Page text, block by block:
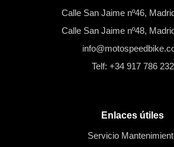
Calle San Jaime nº46,
Calle San Jaime nº48,
Telf: +34 917 786 232
Enlaces útiles
Servicio